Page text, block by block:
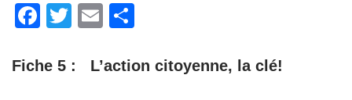
F
c
T
tt
E
ail ta
Fiche 5 : L’action citoyenne, la clé!